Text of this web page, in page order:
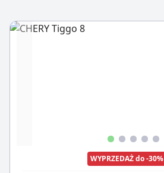
WYPRZEDAŻ do -30%